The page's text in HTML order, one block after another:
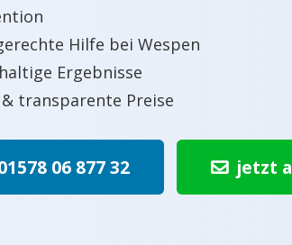
Hilfe bei Wespen
Ergebnisse
& transparente Preise
06 877 32 jetzt